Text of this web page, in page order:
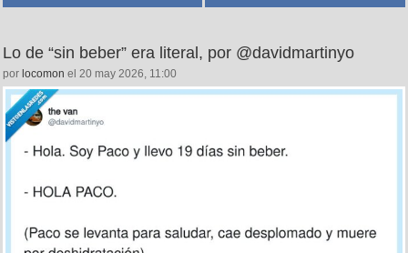
Lo de “sin beber” era literal, por @davidmartinyo
por locomon el 20 may 2026, 11:00